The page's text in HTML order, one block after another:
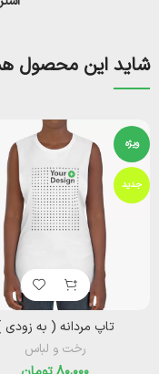
شاید این محصول
ویژه
جدید
تاپ مردانه ( به زودی
رخت و لباس